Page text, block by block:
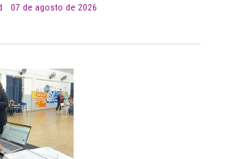
07 de agosto de 2026